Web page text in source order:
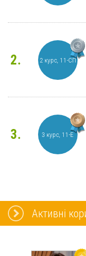
2. 2 курс, 11-СП
3. 3 курс, 11-Е
Активні